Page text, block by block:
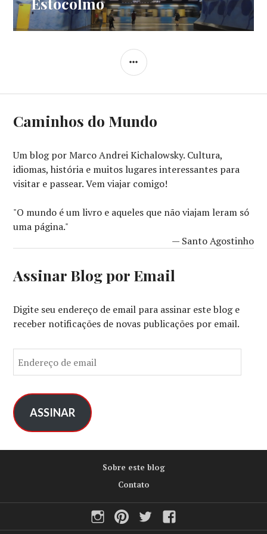
Post
LATERAL
Caminhos do Mundo
Um blog por Marco Andrei Kichalowsky. Cultura,
idiomas, história e muitos lugares interessantes para
visitar e passear. Vem viajar comigo!
"O mundo é um livro e aqueles que não viajam leram só
uma página."
— Santo Agostinho
Assinar Blog por Email
Digite seu endereço de email para assinar este blog e
receber notificações de novas publicações por email.
n
e
r
e
a
ASSINAR
Sobre este blog
Contato
InstagramPinterestTwitter